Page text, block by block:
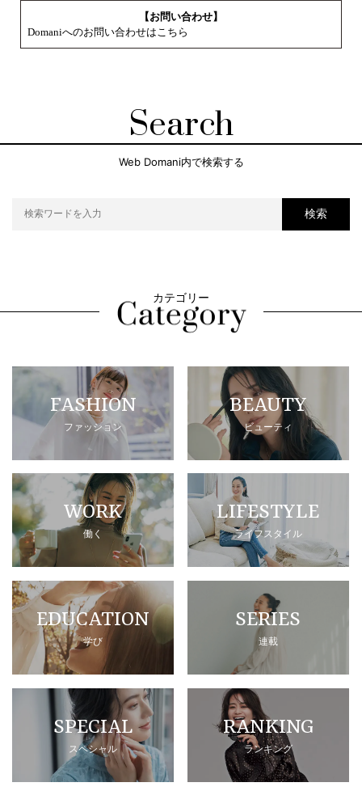
【お問い合わせ】
Domaniへのお問い合わせはこちら
Search
Web Domani内で検索する
検索
カテゴリー
FASHION
ファッション
BEAUTY
ビューティ
WORK
働く
LIFESTYLE
ライフスタイル
EDUCATION
学び
SERIES
連載
SPECIAL
スペシャル
RANKING
ランキング